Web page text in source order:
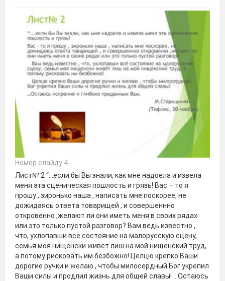
Номер слайду 4
Лист№ 2 “...если бы Вы знали, как мне надоела и извела
меня эта сценическая пошлость и грязь! Вас – то я
прошу , зиронько наша , написать мне поскорее, не
дожидаясь ответа товарищей , и совершеннно
откровенно ,желают ли они иметь меня в своих рядах
или это только пустой разговор? Вам ведь известно ,
что, ухлопавши всё состояние на малорусскую сцену,
семья моя нищенски живёт лиш на мой нищенский труд,
а потому рисковать им безбожно! Целцю крепко Ваши
дорогие ручки и желаю , чтобы милосердный Бог укрепил
Ваши силы и продлил жизнь для общей славы! …Остаюсь